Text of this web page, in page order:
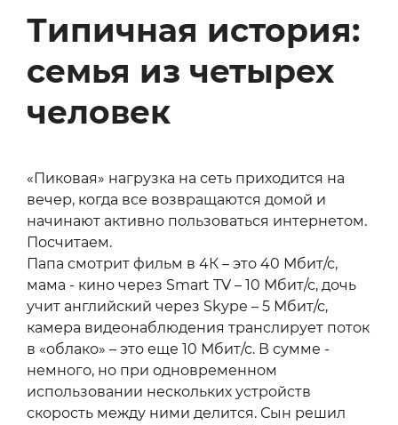
Типичная история:
семья из четырех
человек
«Пиковая» нагрузка на сеть приходится на
вечер, когда все возвращаются домой и
начинают активно пользоваться интернетом.
Посчитаем.
Папа смотрит фильм в 4К – это 40 Мбит/с,
мама - кино через Smart TV – 10 Мбит/с, дочь
учит английский через Skype – 5 Мбит/с,
камера видеонаблюдения транслирует поток
в «облако» – это еще 10 Мбит/с. В сумме -
немного, но при одновременном
использовании нескольких устройств
скорость между ними делится. Сын решил